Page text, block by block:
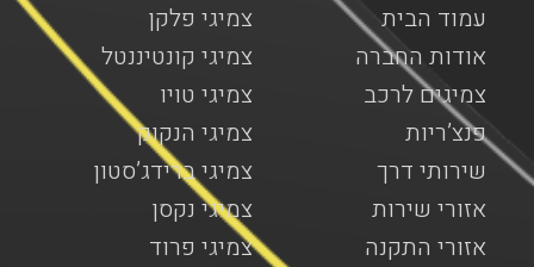
צמיגי פלקן
צמיגי קונטיננטל
צמיגי טויו
צמיגי הנקוק
צמיגי ברידג’סטון
צמיגי נקסן
צמיגי פרוד
עמוד הבית
אודות החברה
צמיגים לרכב
פנצ’ריות
שירותי דרך
אזורי שירות
אזורי התקנה